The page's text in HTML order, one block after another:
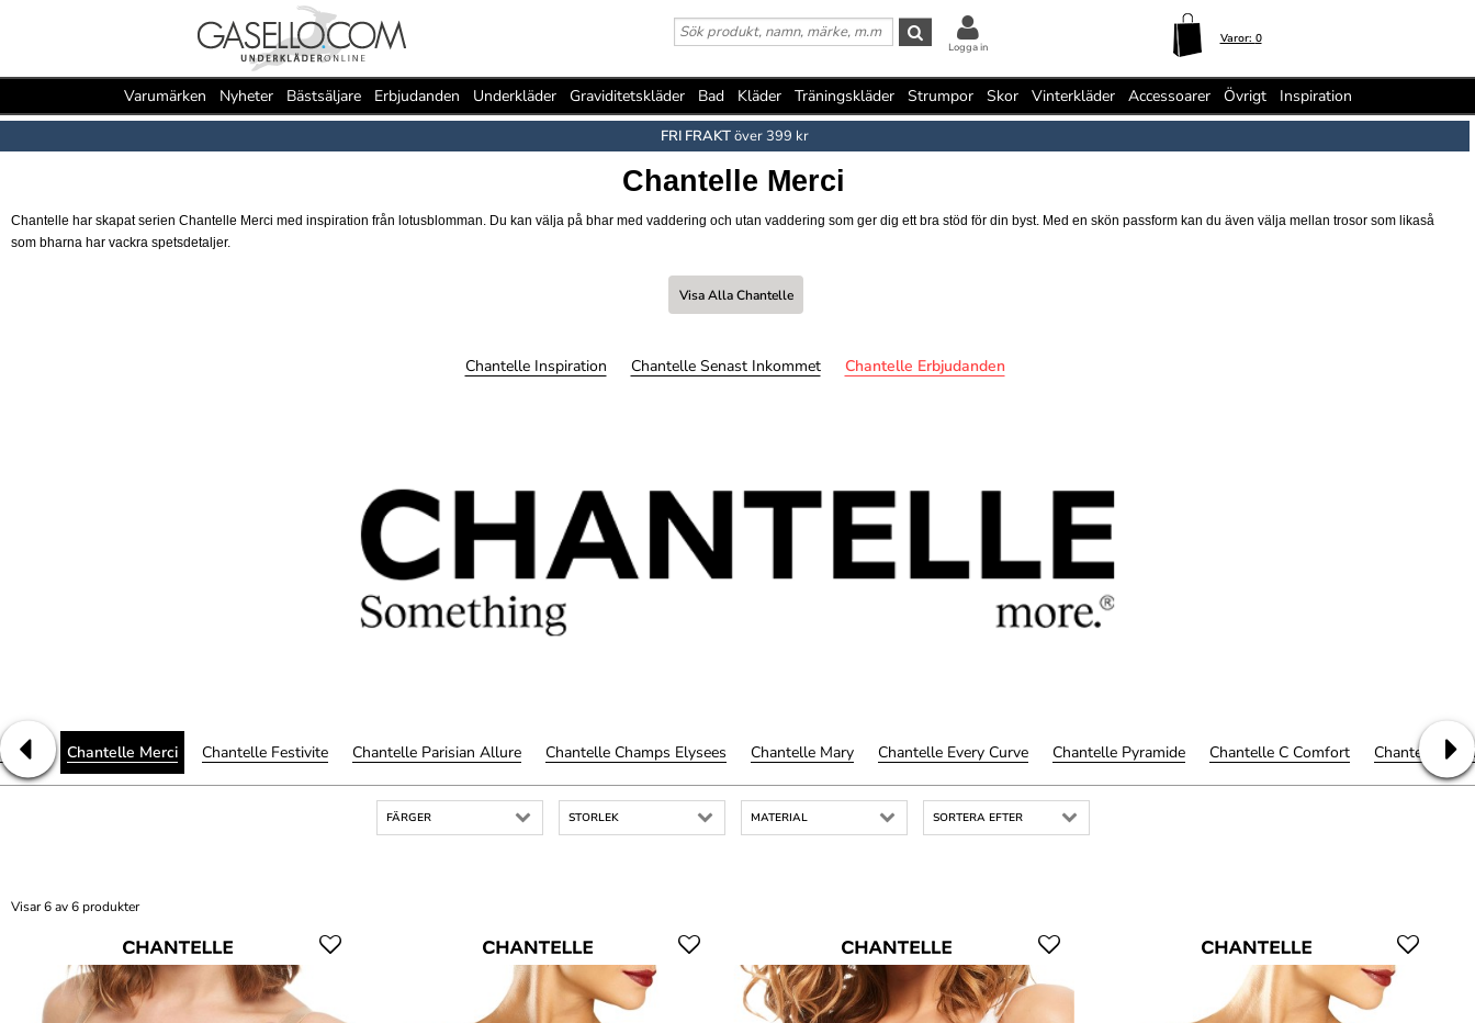
Varor: 0
Logga in
Varumärken Nyheter Bästsäljare Erbjudanden Underkläder Graviditetskläder Bad Kläder Träningskläder Strumpor Skor Vinterkläder Accessoarer Övrigt Inspiration
FRI FRAKTöver 399 kr
Chantelle Merci
Chantelle har skapat serien Chantelle Merci med inspiration från lotusblomman. Du kan välja på bhar med vaddering och utan vaddering som ger dig ett bra stöd för din byst. Med en skön passform kan du även välja mellan trosor som likaså
som bharna har vackra spetsdetaljer.
Visa Alla Chantelle
Chantelle Inspiration Chantelle Senast Inkommet Chantelle Erbjudanden
Chantelle Merci Chantelle Festivite Chantelle Parisian Allure Chantelle Champs Elysees Chantelle Mary Chantelle Every Curve Chantelle Pyramide Chantelle C Comfort Chantelle
FÄRGER STORLEK MATERIAL SORTERA EFTER
Visar 6 av 6 produkter